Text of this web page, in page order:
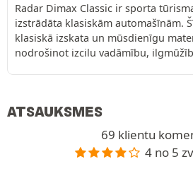
Radar Dimax Classic ir sporta
izstrādāta klasiskām automašīnām.
klasiskā izskata un mūsdienīgu
nodrošinot izcilu vadāmību,
ATSAUKSMES
69 klientu
4 no 5